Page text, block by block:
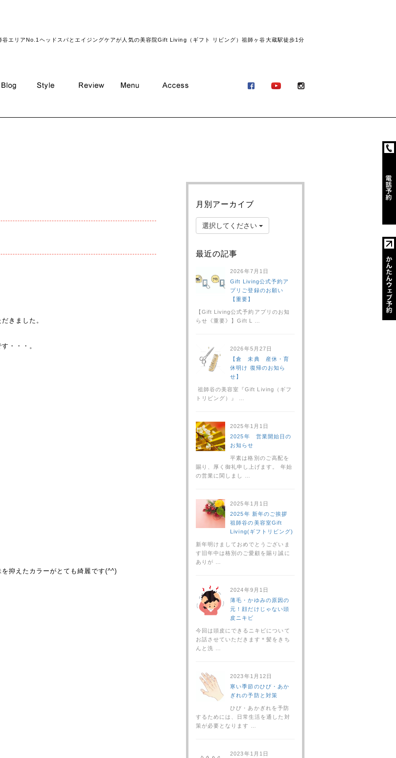
エリアNo.1ヘッドスパとエイジングケアが人気の美容院Gift Living（ギフト リビング）祖師ヶ谷大蔵駅徒歩1分
きました。
・・・。
抑えたカラーがとても綺麗です(^^)
月別アーカイブ
選択してください
最近の記事
2026年7月1日
Gift Living公式予約ア
プリご登録のお願い
【重要】
【Gift Living公式予約アプリのお知
らせ《重要》】Gift L …
2026年5月27日
【倉 未典 産休・育
休明け 復帰のお知ら
せ】
祖師谷の美容室『Gift Living（ギフ
トリビング）』 …
2025年1月1日
2025年 営業開始日の
お知らせ
平素は格別のご高配を
賜り、厚く御礼申し上げます。 年始
の営業に関しまし …
2025年1月1日
2025年 新年のご挨拶
祖師谷の美容室Gift
Living(ギフトリビング)
新年明けましておめでとうございま
す旧年中は格別のご愛顧を賜り誠に
ありが …
2024年9月1日
薄毛・かゆみの原因の
元！顔だけじゃない頭
皮ニキビ
今回は頭皮にできるニキビについて
お話させていただきます＊髪をきち
んと洗 …
2023年1月12日
寒い季節のひび・あか
ぎれの予防と対策
ひび・あかぎれを予防
するためには、日常生活を通した対
策が必要となります …
2023年1月1日